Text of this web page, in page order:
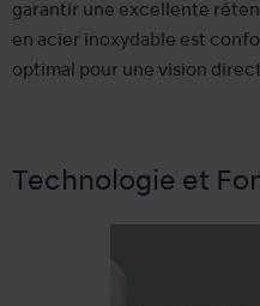
garantir une excellente
en acier inoxydable est
optimal pour une vision
Technologie et